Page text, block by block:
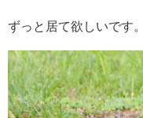
ずっと居て欲しいです。